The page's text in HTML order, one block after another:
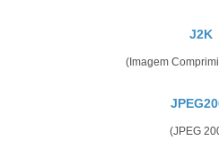
J2K
(Imagem
(JPEG